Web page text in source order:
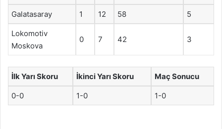
Galatasaray 1 12 58 5
Lokomotiv
Moskova
0 7 42 3
İlk Yarı Skoru İkinci Yarı Skoru Maç Sonucu
0-0 1-0 1-0